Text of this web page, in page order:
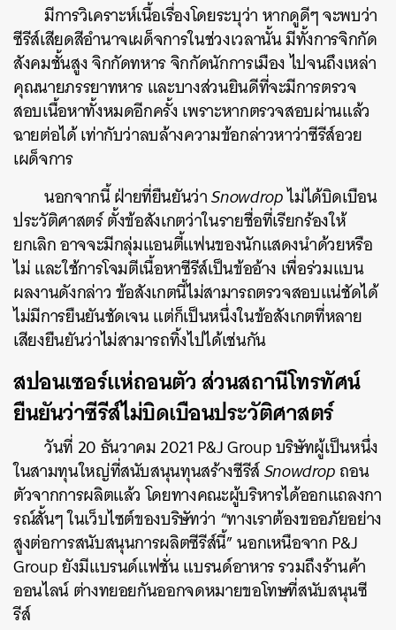
มีการวิเคราะห์เนื้อเรื่องโดยระบุว่า หากดูดีๆ จะพบว่า
ซีรีส์เสียดสีอำนาจเผด็จการในช่วงเวลานั้น มีทั้งการจิกกัด
สังคมชั้นสูง จิกกัดทหาร จิกกัดนักการเมือง ไปจนถึงเหล่า
คุณนายภรรยาทหาร และบางส่วนยินดีที่จะมีการตรวจ
สอบเนื้อหาทั้งหมดอีกครั้ง เพราะหากตรวจสอบผ่านแล้ว
ฉายต่อได้ เท่ากับว่าลบล้างความข้อกล่าวหาว่าซีรีส์อวย
เผด็จการ
นอกจากนี้ ฝ่ายที่ยืนยันว่าSnowdropไม่ได้บิดเบือน
ประวัติศาสตร์ ตั้งข้อสังเกตว่าในรายชื่อที่เรียกร้องให้
ยกเลิก อาจจะมีกลุ่มแอนตี้แฟนของนักแสดงนำด้วยหรือ
ไม่ และใช้การโจมตีเนื้อหาซีรีส์เป็นข้ออ้าง เพื่อร่วมแบน
ผลงานดังกล่าว ข้อสังเกตนี้ไม่สามารถตรวจสอบแน่ชัดได้
ไม่มีการยืนยันชัดเจน แต่ก็เป็นหนึ่งในข้อสังเกตที่หลาย
เสียงยืนยันว่าไม่สามารถทิ้งไปได้เช่นกัน
สปอนเซอร์แห่ถอนตัว ส่วนสถานีโทรทัศน์
ยืนยันว่าซีรีส์ไม่บิดเบือนประวัติศาสตร์
วันที่ 20 ธันวาคม 2021 P&J Group บริษัทผู้เป็นหนึ่ง
ในสามทุนใหญ่ที่สนับสนุนทุนสร้างซีรีส์Snowdropถอน
ตัวจากการผลิตแล้ว โดยทางคณะผู้บริหารได้ออกแถลงกา
รณ์สั้นๆ ในเว็บไซต์ของบริษัทว่า “ทางเราต้องขออภัยอย่าง
สูงต่อการสนับสนุนการผลิตซีรีส์นี้” นอกเหนือจาก P&J
Group ยังมีแบรนด์แฟชั่น แบรนด์อาหาร รวมถึงร้านค้า
ออนไลน์ ต่างทยอยกันออกจดหมายขอโทษที่สนับสนุนซี
รีส์